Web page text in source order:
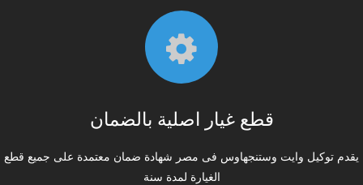
قطع غيار اصلية بالضمان
يقدم توكيل وايت وستنجهاوس فى مصر شهادة ضمان معتمدة على جميع قطع
الغيارة لمدة سنة